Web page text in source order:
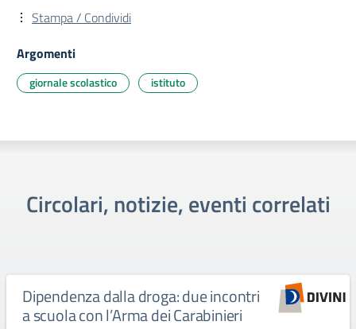
Stampa / Condividi
Argomenti
giornale scolastico istituto
Circolari, notizie, eventi correlati
Dipendenza dalla droga: due incontri
a scuola con l’Arma dei Carabinieri